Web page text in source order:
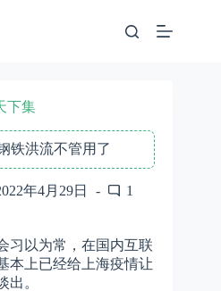
下集
洪流不管用了
年4月29日 1
习以为常，在国内互联
本上已经给上海疫情让
出。